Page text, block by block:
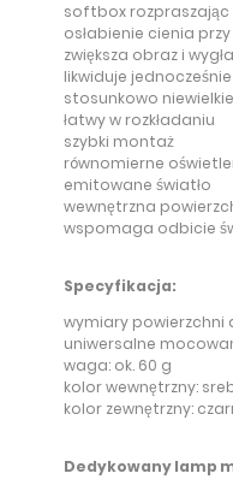
softbox rozpraszając
osłabienie cienia
zwiększa obraz i
likwiduje
stosunkowo
łatwy w rozkładaniu
szybki montaż
równomierne
emitowane światło
wewnętrzna
wspomaga odbicie
Specyfikacja:
wymiary powierzchni
uniwersalne
waga: ok. 60 g
kolor wewnętrzny:
kolor zewnętrzny:
Dedykowany lamp